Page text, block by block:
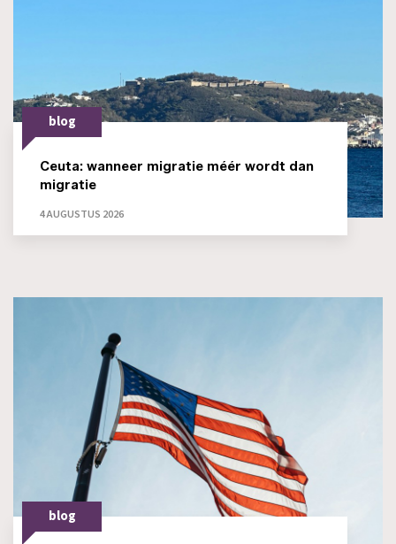
blog
Ceuta: wanneer migratie méér wordt dan
migratie
4 AUGUSTUS 2026
blog